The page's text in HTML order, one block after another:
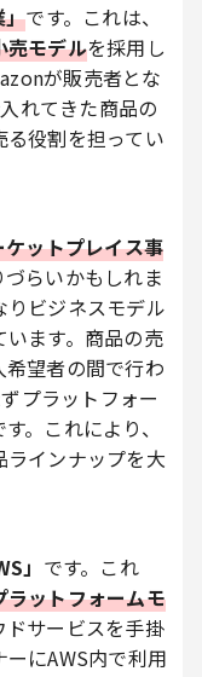
」です。これは、
売モデルを採用し
が販売者とな
れてきた商品の
役割を担ってい
ットプレイス事
らいかもしれま
ビジネスモデル
います。商品の売
望者の間で行わ
プラットフォー
。これにより、
インナップを大
」 です。これ
ラットフォームモ
サービスを手掛
にAWS内で利用